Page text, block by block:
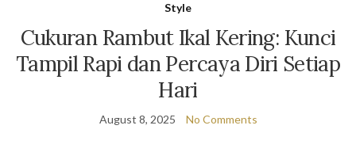
Style
Cukuran Rambut Ikal Kering: Kunci
Tampil Rapi dan Percaya Diri Setiap
Hari
August 8, 2025 No Comments